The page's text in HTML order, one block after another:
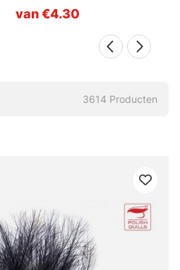
van €4.30
3614 Producten